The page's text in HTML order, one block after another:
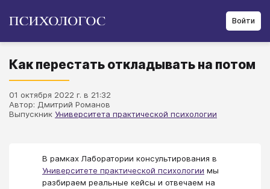
Войти
Как перестать откладывать на потом
01 октября 2022 г. в 21:32
Автор: Дмитрий Романов
Выпускник Университета практической психологии
В рамках Лаборатории консультирования в
Университете практической психологии мы
разбираем реальные кейсы и отвечаем на